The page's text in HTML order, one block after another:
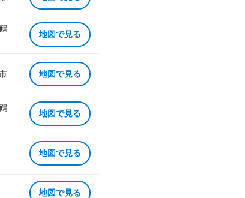
地図で見る
地図で見る
地図で見る
地図で見る
地図で見る